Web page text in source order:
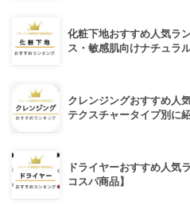
化粧下地おすすめ人気ラ
ス・敏感肌向けナチュラ
クレンジングおすすめ人
テクスチャータイプ別に
ドライヤーおすすめ人気
コスパ商品】